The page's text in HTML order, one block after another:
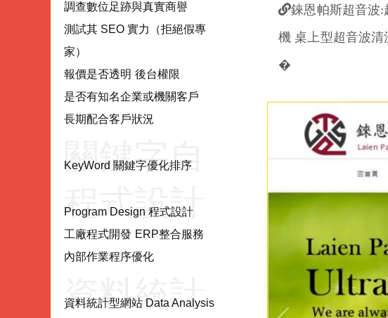
推薦評估
項目
調查數位足跡與真實商譽
測試其 SEO 實力（拒絕假專
家）
報價是否透明 後台權限
是否有知名企業或機關客戶
長期配合客戶狀況
關鍵字自
然優化
KeyWord
KeyWord 關鍵字優化排序
程式設計
Program
Design
Program Design 程式設計
工廠程式開發 ERP整合服務
內部作業程序優化
資料統計
資料統計型網站 Data Analysis
錸恩帕斯超音波
機 桌上型超音波
�